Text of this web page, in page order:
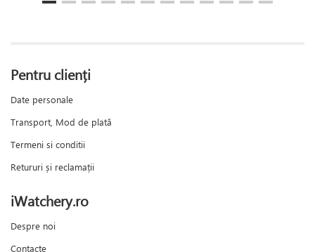
Pentru clienți
Date personale
Transport, Mod de plată
Termeni si conditii
Retururi și reclamații
iWatchery.ro
Despre noi
Contacte